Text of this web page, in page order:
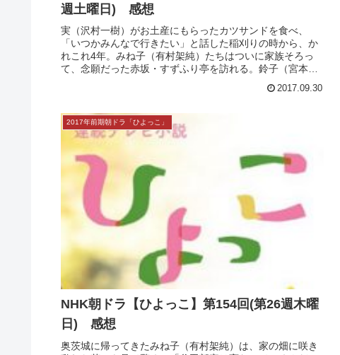
NHK朝ドラ【ひよっこ】第156回最終回(第26
週土曜日) 感想
実（沢村一樹）がお土産にもらったカツサンドを食べ、
「いつかみんなで行きたい」と話した稲刈りの時から、か
れこれ4年。みね子（有村架純）たちはついに家族そろっ
て、念願だった赤坂・すずふり亭を訪れる。鈴子（宮本信
2017.09.30